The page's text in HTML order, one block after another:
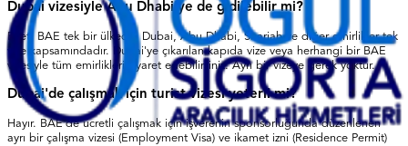
Dubai vizesiyle Abu Dhabi'ye de gidilebilir mi?
Evet. BAE tek bir ülkedir; Dubai, Abu Dhabi, Sharjah ve diğer emirlikler tek
vize kapsamındadır. Dubai'ye çıkarılan kapıda vize veya herhangi bir BAE
vizesiyle tüm emirlikleri ziyaret edebilirsiniz. Ayrı bir vizeye gerek yoktur.
Dubai'de çalışmak için turist vizesi yeterli mi?
Hayır. BAE'de ücretli çalışmak için işverenin sponsorluğunda düzenlenen
ayrı bir çalışma vizesi (Employment Visa) ve ikamet izni (Residence Permit)